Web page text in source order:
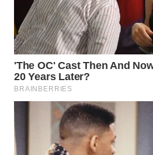
CO ID
WAHANANEWS
NET
WAHANA
SPORT
WAHANA